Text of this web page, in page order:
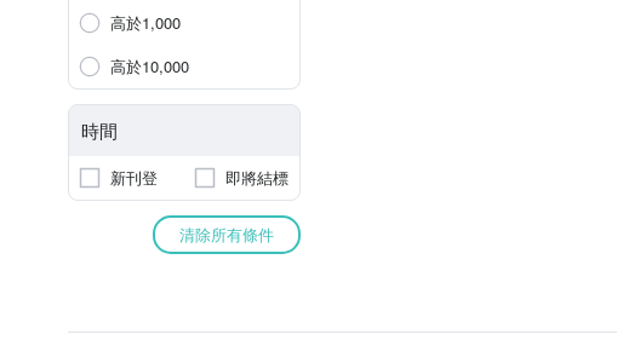
高於1,000
高於10,000
時間
新刊登 即將結標
清除所有條件